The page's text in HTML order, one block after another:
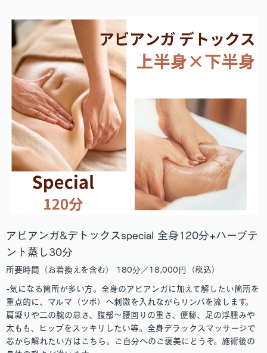
アビアンガ&デトックスspecial 全身120分+ハーブテ
ント蒸し30分
所要時間（お着換えを含む） 180分／18,000円（税込）
-気になる箇所が多い方。全身のアビアンガに加えて解したい箇所を
重点的に、マルマ（ツボ）へ刺激を入れながらリンパを流します。
肩凝りや二の腕の怠さ、腹部～腰回りの重さ、便秘、足の浮腫みや
太もも、ヒップをスッキリしたい等。全身デラックスマッサージで
芯から解れたい方はこちら。ご自分へのご褒美にどうぞ。施術後の